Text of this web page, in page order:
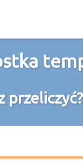
przeliczyć?